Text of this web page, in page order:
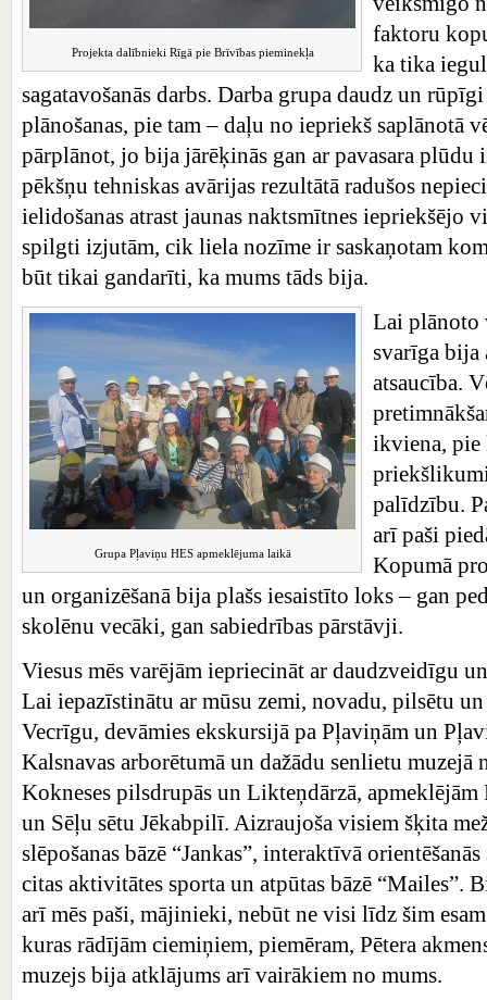
Projekta dalībnieki Rīgā pie Brīvības pieminekļa
faktoru
ka tika
sagatavošanās darbs. Darba grupa daudz un
plānošanas, pie tam – daļu no iepriekš saplānotā
pārplānot, jo bija jārēķinās gan ar pavasara plūdu
pēkšņu tehniskas avārijas rezultātā radušos
ielidošanas atrast jaunas naktsmītnes iepriekšējo
spilgti izjutām, cik liela nozīme ir saskaņotam
būt tikai gandarīti, ka mums tāds bija.
Grupa Pļaviņu HES apmeklējuma laikā
Lai plānoto
svarīga
atsaucība.
ikviena, pie
palīdzību.
arī paši
Kopumā
un organizēšanā bija plašs iesaistīto loks – gan
skolēnu vecāki, gan sabiedrības pārstāvji.
Viesus mēs varējām iepriecināt ar daudzveidīgu
Lai iepazīstinātu ar mūsu zemi, novadu, pilsētu
Vecrīgu, devāmies ekskursijā pa Pļaviņām un
Kalsnavas arborētumā un dažādu senlietu muzejā
Kokneses pilsdrupās un Likteņdārzā,
un Sēļu sētu Jēkabpilī. Aizraujoša visiem šķita
slēpošanas bāzē “Jankas”, interaktīvā
citas aktivitātes sporta un atpūtas bāzē “Mailes”.
arī mēs paši, mājinieki, nebūt ne visi līdz šim
kuras rādījām ciemiņiem, piemēram, Pētera
muzejs bija atklājums arī vairākiem no mums.